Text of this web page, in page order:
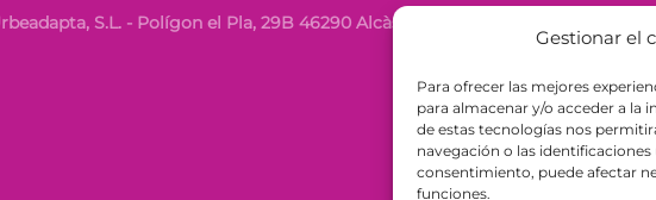
Gestionar el
Para ofrecer las mejores
para almacenar y/o acceder a la
de estas tecnologías nos
navegación o las
consentimiento, puede afectar
funciones.
S.L. - Polígon el Pla, 29B 46290 Alcàsser, Valencia – ESPAÑA -